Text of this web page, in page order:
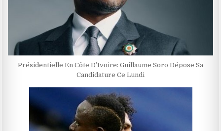
Présidentielle En Côte D’Ivoire: Guillaume Soro Dépose Sa
Candidature Ce Lundi